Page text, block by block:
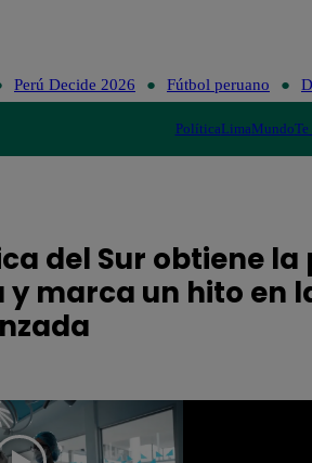
Perú Decide 2026 Fútbol peruano
PolíticaLimaMundo
del Sur obtiene
y marca un hito